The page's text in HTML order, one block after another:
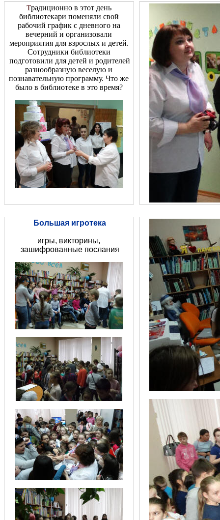
Традиционно в этот день
библиотекари поменяли свой
рабочий график с дневного на
вечерний и организовали
мероприятия для взрослых и детей.
Сотрудники библиотеки
подготовили для детей и родителей
разнообразную веселую и
познавательную программу. Что же
было в библиотеке в это время?
Большая игротека
игры, викторины,
зашифрованные послания